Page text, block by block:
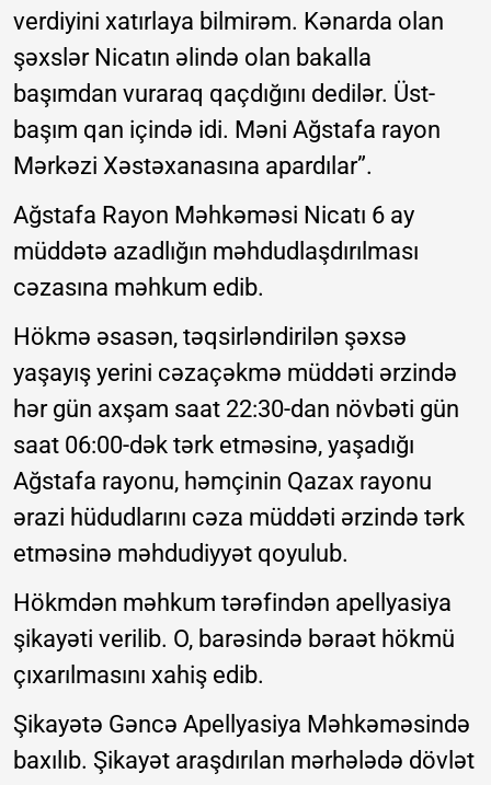
verdiyini xatırlaya bilmirəm. Kənarda olan
şəxslər Nicatın əlində olan bakalla
başımdan vuraraq qaçdığını dedilər. Üst-
başım qan içində idi. Məni Ağstafa rayon
Mərkəzi Xəstəxanasına apardılar”.
Ağstafa Rayon Məhkəməsi Nicatı 6 ay
müddətə azadlığın məhdudlaşdırılması
cəzasına məhkum edib.
Hökmə əsasən, təqsirləndirilən şəxsə
yaşayış yerini cəzaçəkmə müddəti ərzində
hər gün axşam saat 22:30-dan növbəti gün
saat 06:00-dək tərk etməsinə, yaşadığı
Ağstafa rayonu, həmçinin Qazax rayonu
ərazi hüdudlarını cəza müddəti ərzində tərk
etməsinə məhdudiyyət qoyulub.
Hökmdən məhkum tərəfindən apellyasiya
şikayəti verilib. O, barəsində bəraət hökmü
çıxarılmasını xahiş edib.
Şikayətə Gəncə Apellyasiya Məhkəməsində
baxılıb. Şikayət araşdırılan mərhələdə dövlət